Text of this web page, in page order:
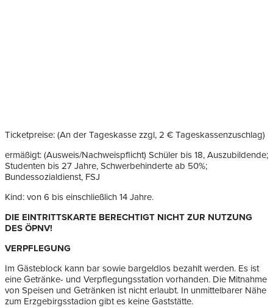
Ticketpreise: (An der Tageskasse zzgl, 2 € Tageskassenzuschlag)
ermäßigt: (Ausweis/Nachweispflicht) Schüler bis 18, Auszubildende;
Studenten bis 27 Jahre, Schwerbehinderte ab 50%;
Bundessozialdienst, FSJ
Kind: von 6 bis einschließlich 14 Jahre.
DIE EINTRITTSKARTE BERECHTIGT NICHT ZUR NUTZUNG
DES ÖPNV!
VERPFLEGUNG
Im Gästeblock kann bar sowie bargeldlos bezahlt werden. Es ist
eine Getränke- und Verpflegungsstation vorhanden. Die Mitnahme
von Speisen und Getränken ist nicht erlaubt. In unmittelbarer Nähe
zum Erzgebirgsstadion gibt es keine Gaststätte.